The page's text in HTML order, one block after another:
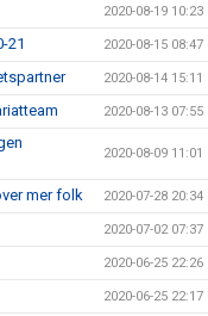
2020-08-19 10:23
21 2020-08-15 08:47
2020-08-14 15:11
2020-08-13 07:55
2020-08-09 11:01
mer folk 2020-07-28 20:34
2020-07-02 07:37
2020-06-25 22:26
2020-06-25 22:17